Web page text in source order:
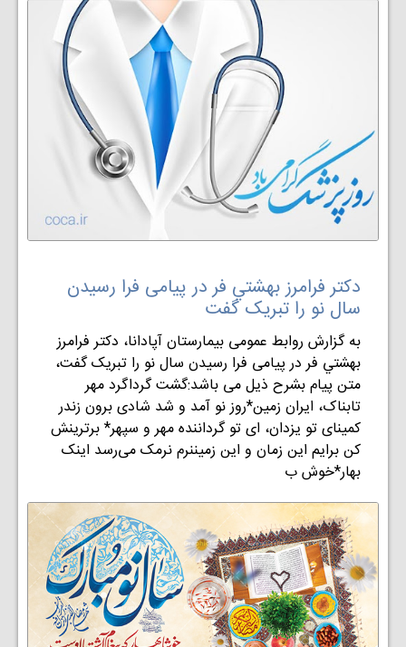
دکتر فرامرز بهشتي فر در پیامی فرا رسیدن
سال نو را تبریک گفت
به گزارش روابط عمومی بيمارستان آپادانا، دکتر فرامرز
بهشتي فر در پیامی فرا رسیدن سال نو را تبریک گفت،
متن پیام بشرح ذیل می باشد:گشت گرداگرد مهر
تابناک، ایران زمین*روز نو آمد و شد شادی برون زندر
کمینای تو یزدان، ای تو گرداننده مهر و سپهر* برترینش
کن برایم این زمان و این زمیننرم نرمک می‌رسد اینک
بهار*خوش ب